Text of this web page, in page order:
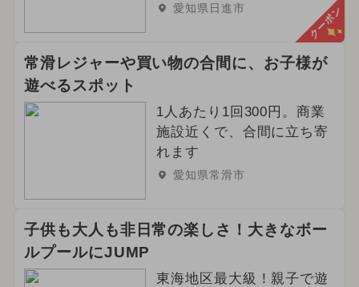
愛知県日進市 クーポン
常滑レジャーや買い物の合間に、お子様が
遊べるスポット
1人あたり1回300円。商業
施設近くで、合間に立ち寄
れます
愛知県常滑市
子供も大人も非日常の楽しさ！大きなボー
ルプールにJUMP
東海地区最大級！親子で遊